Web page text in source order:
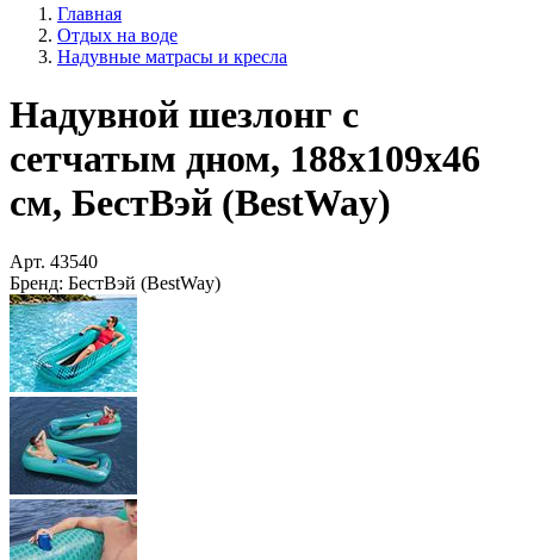
Главная
Отдых на воде
Надувные матрасы и кресла
Надувной шезлонг с
сетчатым дном, 188х109х46
см, БестВэй (BestWay)
Арт. 43540
Бренд: БестВэй (BestWay)